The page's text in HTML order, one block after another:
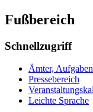
Fußbereich
Schnellzugriff
Ämter,
Pressebereich
Leichte Sprache